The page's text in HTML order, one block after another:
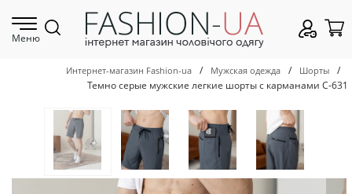
Меню
Интернет-магазин Fashion-ua / Мужская одежда / Шорты
/
Темно серые мужские легкие шорты с карманами С-631